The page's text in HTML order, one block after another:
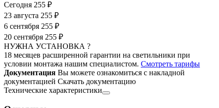
Сегодня 255 ₽
23 августа 255 ₽
6 сентября 255 ₽
20 сентября 255 ₽
НУЖНА УСТАНОВКА ?
18 месяцев расширенной гарантии на светильники при
условии монтажа нашим специалистом. Смотреть тарифы
Документация Вы можете ознакомиться с накладной
документацией Скачать документацию
Технические характеристики